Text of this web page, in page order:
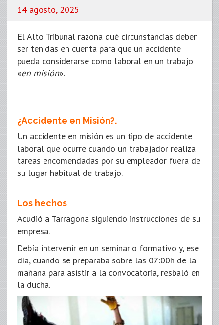
14 agosto, 2025
El Alto Tribunal razona qué circunstancias deben
ser tenidas en cuenta para que un accidente
pueda considerarse como laboral en un trabajo
«en misión».
¿Accidente en Misión?.
Un accidente en misión es un tipo de accidente
laboral que ocurre cuando un trabajador realiza
tareas encomendadas por su empleador fuera de
su lugar habitual de trabajo.
Los hechos
Acudió a Tarragona siguiendo instrucciones de su
empresa.
Debía intervenir en un seminario formativo y, ese
día, cuando se preparaba sobre las 07:00h de la
mañana para asistir a la convocatoria, resbaló en
la ducha.